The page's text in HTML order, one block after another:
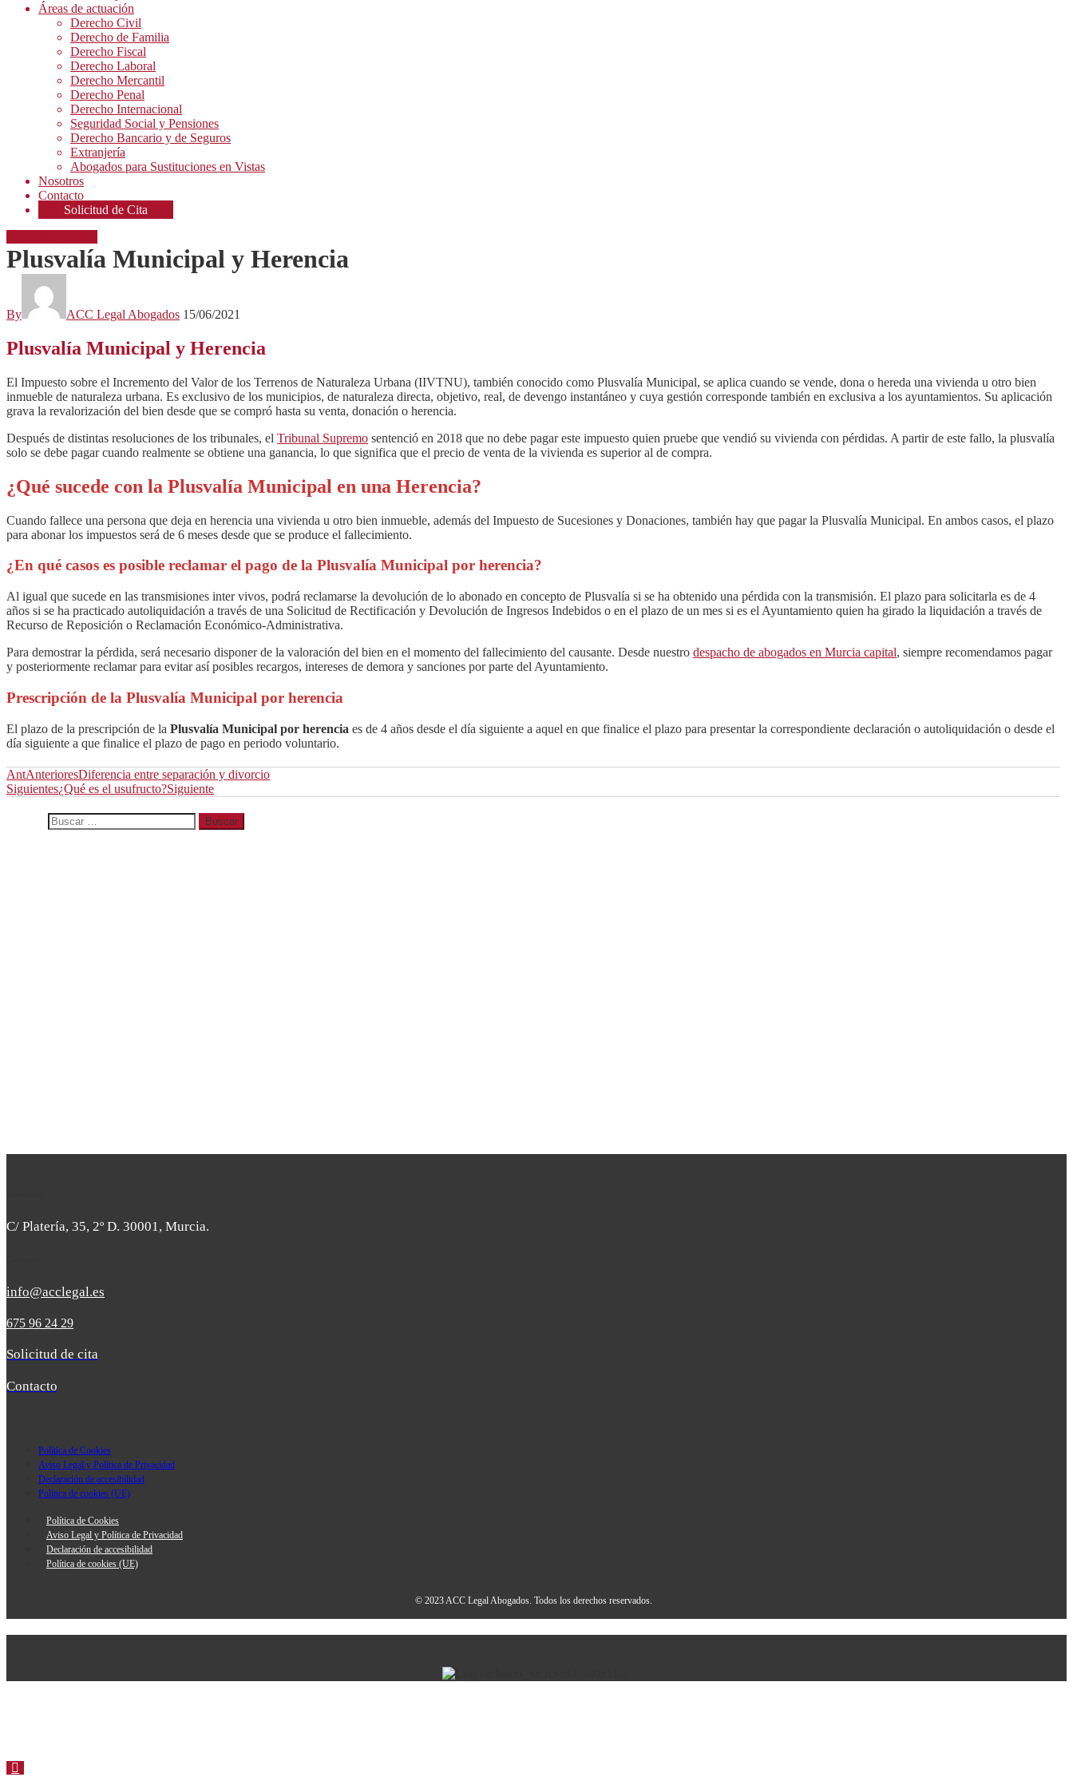
Áreas de actuación
Derecho Civil
Derecho de Familia
Derecho Fiscal
Derecho Laboral
Derecho Mercantil
Derecho Penal
Derecho Internacional
Seguridad Social y Pensiones
Derecho Bancario y de Seguros
Extranjería
Abogados para Sustituciones en Vistas
Nosotros
Contacto
Solicitud de Cita
Plusvalía Municipal y Herencia
By ACC Legal Abogados 15/06/2021
Plusvalía Municipal y Herencia
El Impuesto sobre el Incremento del Valor de los Terrenos de Naturaleza Urbana (IIVTNU), también conocido como Plusvalía Municipal, se aplica cuando se vende, dona o hereda una vivienda u otro bien
inmueble de naturaleza urbana. Es exclusivo de los municipios, de naturaleza directa, objetivo, real, de devengo instantáneo y cuya gestión corresponde también en exclusiva a los ayuntamientos. Su aplicación
grava la revalorización del bien desde que se compró hasta su venta, donación o herencia.
Después de distintas resoluciones de los tribunales, el Tribunal Supremo sentenció en 2018 que no debe pagar este impuesto quien pruebe que vendió su vivienda con pérdidas. A partir de este fallo, la plusvalía
solo se debe pagar cuando realmente se obtiene una ganancia, lo que significa que el precio de venta de la vivienda es superior al de compra.
¿Qué sucede con la Plusvalía Municipal en una Herencia?
Cuando fallece una persona que deja en herencia una vivienda u otro bien inmueble, además del Impuesto de Sucesiones y Donaciones, también hay que pagar la Plusvalía Municipal. En ambos casos, el plazo
para abonar los impuestos será de 6 meses desde que se produce el fallecimiento.
¿En qué casos es posible reclamar el pago de la Plusvalía Municipal por herencia?
Al igual que sucede en las transmisiones inter vivos, podrá reclamarse la devolución de lo abonado en concepto de Plusvalía si se ha obtenido una pérdida con la transmisión. El plazo para solicitarla es de 4
años si se ha practicado autoliquidación a través de una Solicitud de Rectificación y Devolución de Ingresos Indebidos o en el plazo de un mes si es el Ayuntamiento quien ha girado la liquidación a través de
Recurso de Reposición o Reclamación Económico-Administrativa.
Para demostrar la pérdida, será necesario disponer de la valoración del bien en el momento del fallecimiento del causante. Desde nuestro despacho de abogados en Murcia capital, siempre recomendamos pagar
y posteriormente reclamar para evitar así posibles recargos, intereses de demora y sanciones por parte del Ayuntamiento.
Prescripción de la Plusvalía Municipal por herencia
El plazo de la prescripción de la Plusvalía Municipal por herencia es de 4 años desde el día siguiente a aquel en que finalice el plazo para presentar la correspondiente declaración o autoliquidación o desde el
día siguiente a que finalice el plazo de pago en periodo voluntario.
AntAnterioresDiferencia entre separación y divorcio
Siguientes¿Qué es el usufructo?Siguiente
C/ Platería, 35, 2º D. 30001, Murcia.
info@acclegal.es
675 96 24 29
Solicitud de cita
Contacto
Política de Cookies
Aviso Legal y Política de Privacidad
Declaración de accesibilidad
Política de cookies (UE)
Política de Cookies
Aviso Legal y Política de Privacidad
Declaración de accesibilidad
Política de cookies (UE)
© 2023 ACC Legal Abogados. Todos los derechos reservados.